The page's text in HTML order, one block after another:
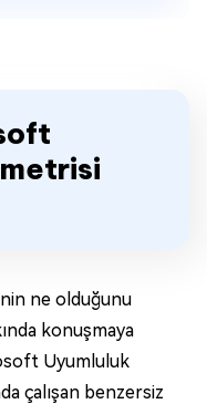
ne olduğunu
konuşmaya
Uyumluluk
çalışan benzersiz